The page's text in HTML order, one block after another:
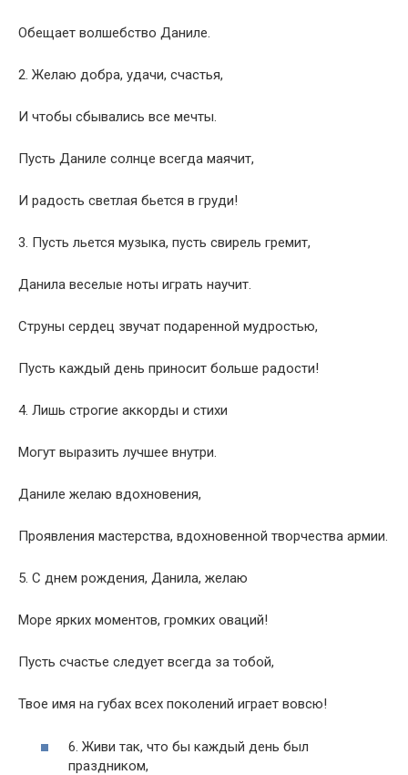
Обещает волшебство Даниле.
2. Желаю добра, удачи, счастья,
И чтобы сбывались все мечты.
Пусть Даниле солнце всегда маячит,
И радость светлая бьется в груди!
3. Пусть льется музыка, пусть свирель гремит,
Данила веселые ноты играть научит.
Струны сердец звучат подаренной мудростью,
Пусть каждый день приносит больше радости!
4. Лишь строгие аккорды и стихи
Могут выразить лучшее внутри.
Даниле желаю вдохновения,
Проявления мастерства, вдохновенной творчества армии.
5. С днем рождения, Данила, желаю
Море ярких моментов, громких оваций!
Пусть счастье следует всегда за тобой,
Твое имя на губах всех поколений играет вовсю!
6. Живи так, что бы каждый день был
праздником,